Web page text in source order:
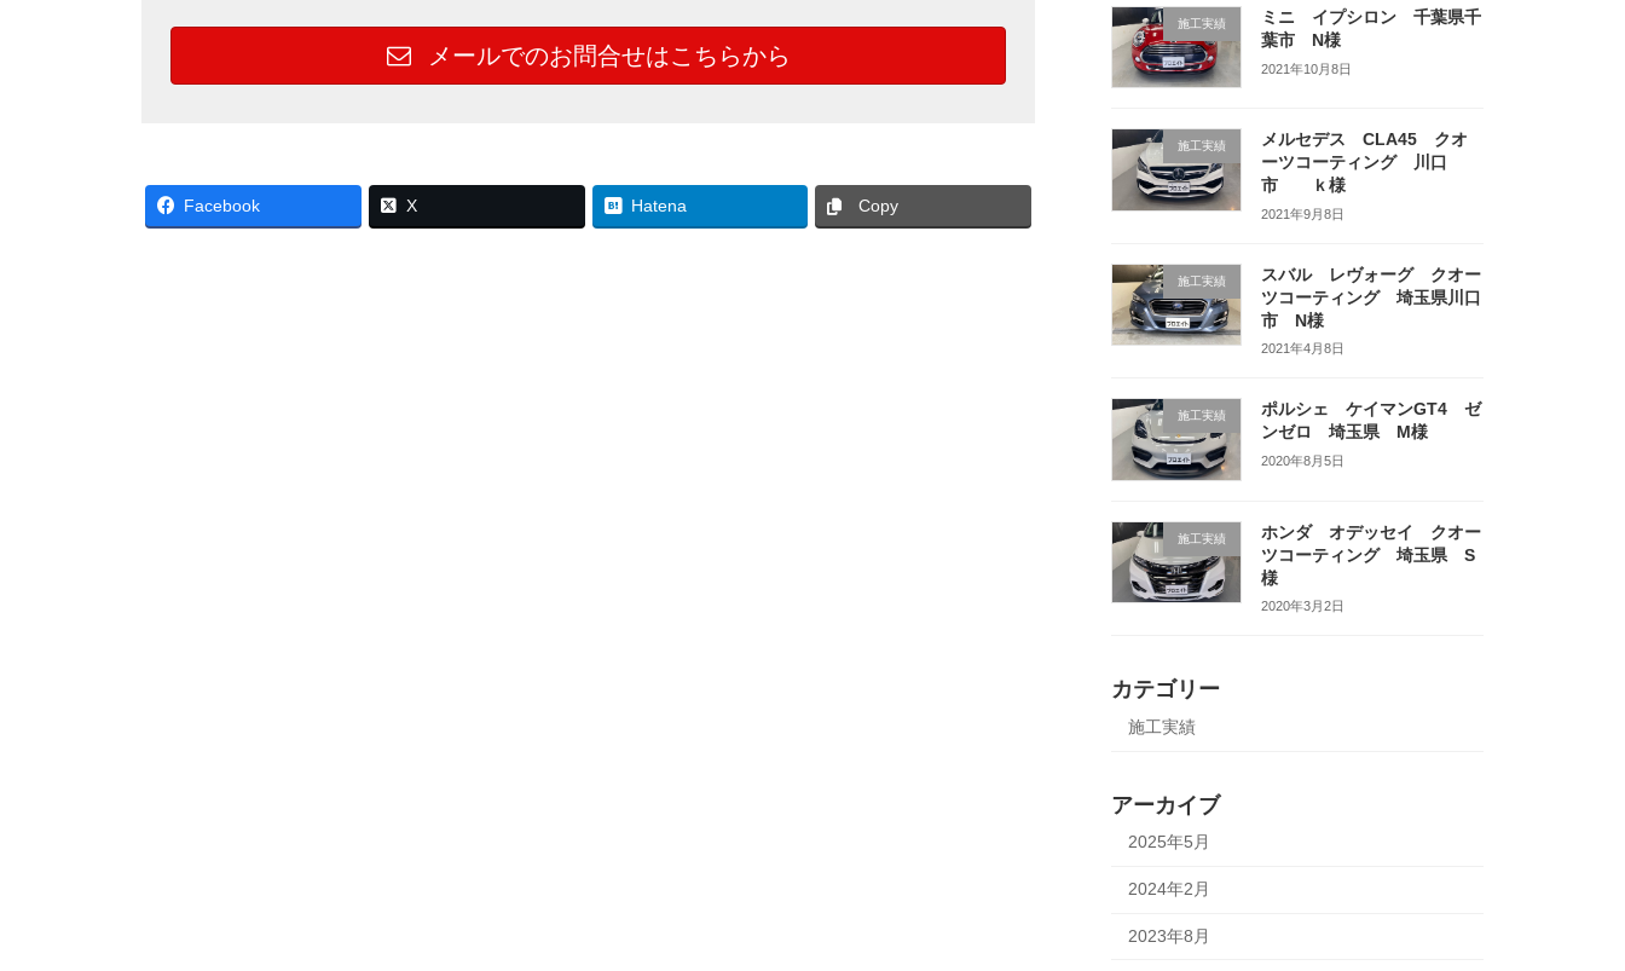
メールでのお問合せはこちらから
Facebook X Hatena Copy
施工実績
ミニ イプシロン 千葉県千
葉市 N様
2021年10月8日
施工実績
メルセデス CLA45 クオ
ーツコーティング 川口
市 ｋ様
2021年9月8日
施工実績
スバル レヴォーグ クオー
ツコーティング 埼玉県川口
市 N様
2021年4月8日
施工実績
ポルシェ ケイマンGT4 ゼ
ンゼロ 埼玉県 M様
2020年8月5日
施工実績
ホンダ オデッセイ クオー
ツコーティング 埼玉県 S
様
2020年3月2日
カテゴリー
施工実績
アーカイブ
2025年5月
2024年2月
2023年8月